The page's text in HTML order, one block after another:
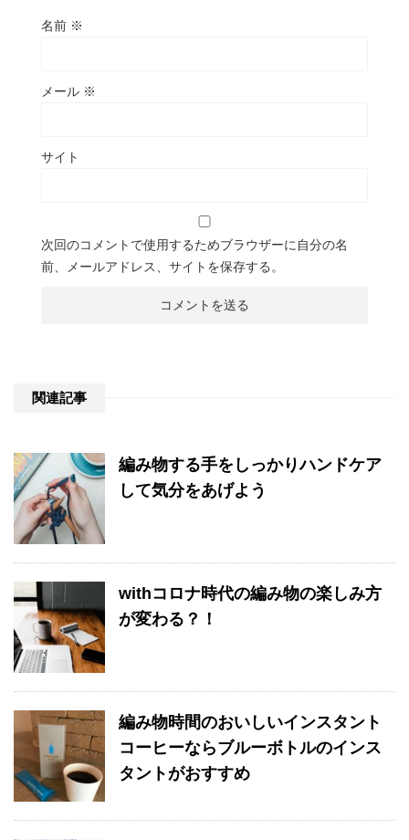
名前 ※
メール ※
サイト
次回のコメントで使用するためブラウザーに自分の名
前、メールアドレス、サイトを保存する。
関連記事
編み物する手をしっかりハンドケア
して気分をあげよう
withコロナ時代の編み物の楽しみ方
が変わる？！
編み物時間のおいしいインスタント
コーヒーならブルーボトルのインス
タントがおすすめ